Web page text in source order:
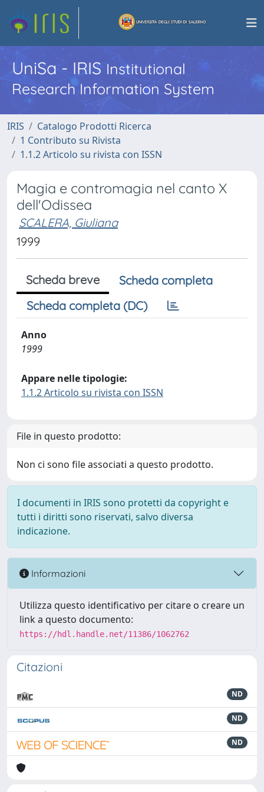
UniSa - IRISInstitutional
Research Information System
IRIS
Catalogo Prodotti Ricerca
1 Contributo su Rivista
1.1.2 Articolo su rivista con ISSN
Magia e contromagia nel canto X
dell'Odissea
SCALERA, Giuliana
1999
Scheda breve
Scheda completa
Scheda completa (DC)
Anno
1999
Appare nelle tipologie:
1.1.2 Articolo su rivista con ISSN
File in questo prodotto:
Non ci sono file associati a questo prodotto.
I documenti in IRIS sono protetti da copyright e
tutti i diritti sono riservati, salvo diversa
indicazione.
Informazioni
Utilizza questo identificativo per citare o creare un
link a questo documento:
https://hdl.handle.net/11386/1062762
Citazioni
ND
ND
ND